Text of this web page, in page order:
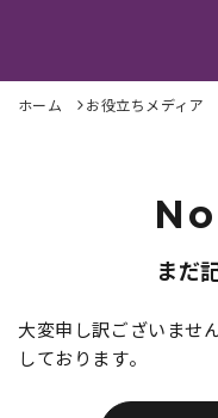
ホーム お役立ちメディア
まだ
大変申し訳ございませ
しております。